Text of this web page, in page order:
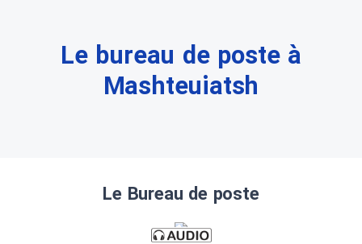
Le bureau de poste à
Mashteuiatsh
Le Bureau de poste